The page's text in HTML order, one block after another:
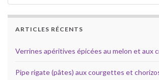
ARTICLES RÉCENTS
Verrines apéritives épicées au melon et aux
Pipe rigate (pâtes) aux courgettes et